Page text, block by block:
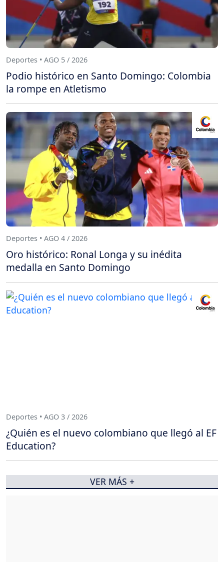
Deportes • AGO 5 / 2026
Podio histórico en Santo Domingo: Colombia
la rompe en Atletismo
Deportes • AGO 4 / 2026
Oro histórico: Ronal Longa y su inédita
medalla en Santo Domingo
Deportes • AGO 3 / 2026
¿Quién es el nuevo colombiano que llegó al EF
Education?
VER MÁS +